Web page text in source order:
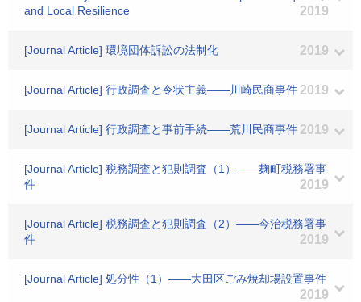
and Local Resilience
2019
[Journal Article] 環境団体訴訟の法制化 2019
[Journal Article] 行政調査と令状主義――川崎民商事件 2019
[Journal Article] 行政調査と事前手続――荒川民商事件 2019
[Journal Article] 税務調査と犯則調査（1）――麹町税務署事
件
2019
[Journal Article] 税務調査と犯則調査（2）――今治税務署事
件
2019
[Journal Article] 処分性（1）――大田区ごみ焼却場設置事件
2019